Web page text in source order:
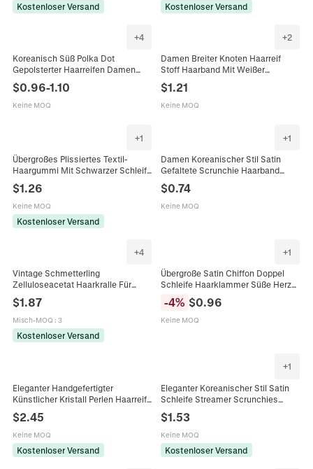
Kostenloser Versand Kostenloser Versand
+4
Koreanisch Süß Polka Dot
Gepolsterter Haarreifen Damen
Neue Mode Stoff Gepolsterter
Schwamm Haarband Handgefertigt
Vintage Haarschmuck Für Täglich
$0.96-1.10
Keine MOQ
+2
Damen Breiter Knoten Haarreif
Stoff Haarband Mit Weißer
Paspelierung Punktemuster Süßer
Mode Haarschmuck Für Den Alltag
$1.21
Keine MOQ
+1
Übergroßes Plissiertes Textil-
Haargummi Mit Schwarzer Schleife
Damen Tägliches Dating Party
$1.26
Keine MOQ
Kostenloser Versand
+1
Damen Koreanischer Stil Satin
Gefaltete Scrunchie Haarband
Kopfband Einfarbig Elegant
Haarreifen Zubehör Für Täglich
$0.74
Keine MOQ
+4
Vintage Schmetterling
Zelluloseacetat Haarkralle Für
Damen Elegant Täglich Dating
Haarschmuck Klammer
$1.87
Misch-MOQ : 3
Kostenloser Versand
+1
Übergroße Satin Chiffon Doppel
Schleife Haarklammer Süße Herz
Druck Federclip Haarschmuck Für
Damen Täglich Party Dating
-4% $0.96
Keine MOQ
Eleganter Handgefertigter
Künstlicher Kristall Perlen Haarreif
Verdrehtes Haarband Tägliches
Accessoire
$2.45
Keine MOQ
Kostenloser Versand
+1
Eleganter Koreanischer Stil Satin
Schleife Streamer Scrunchies
Haargummis Für Damen Täglich
Dating Haarschmuck
$1.53
Keine MOQ
Kostenloser Versand